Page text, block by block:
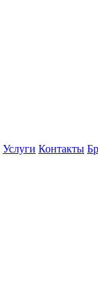
Услуги Контакты